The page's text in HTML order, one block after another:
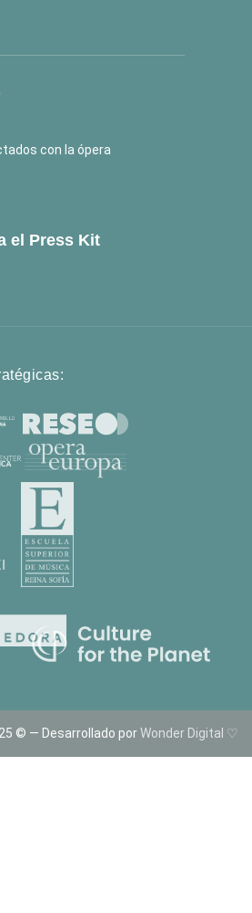
con la ópera
el Press Kit
© — Desarrollado porWonder Digital ♡